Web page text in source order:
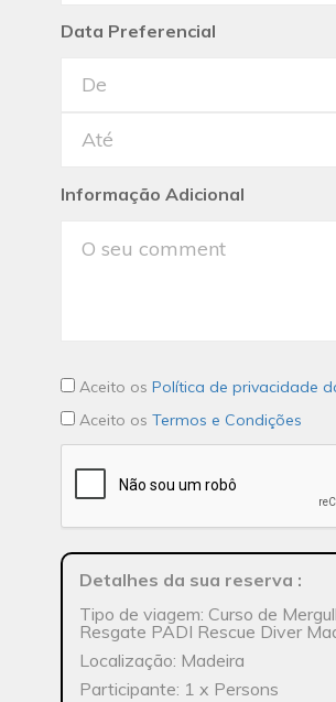
Data Preferencial
Informação Adicional
Aceito os Política de privacidade
Aceito os Termos e Condições
Detalhes da sua reserva :
Tipo de viagem: Curso de
Resgate PADI Rescue Diver
Localização: Madeira
Participante: 1 x Persons